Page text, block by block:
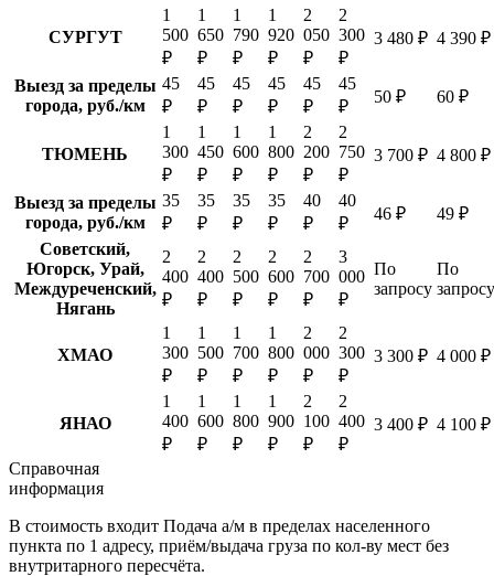
СУРГУТ
1
500
₽
1
650
₽
1
790
₽
1
920
₽
2
050
₽
2
300
₽
3 480 ₽ 4 390 ₽
Выезд за пределы
города, руб./км
45
₽
45
₽
45
₽
45
₽
45
₽
45
₽
50 ₽ 60 ₽
ТЮМЕНЬ
1
300
₽
1
450
₽
1
600
₽
1
800
₽
2
200
₽
2
750
₽
3 700 ₽ 4 800 ₽
Выезд за пределы
города, руб./км
35
₽
35
₽
35
₽
35
₽
40
₽
40
₽
46 ₽
49 ₽
Советский,
Югорск, Урай,
Междуреченский,
Нягань
2
400
₽
2
400
₽
2
500
₽
2
600
₽
2
700
₽
3
000
₽
По
запросу
По
запросу
ХМАО
1
300
₽
1
500
₽
1
700
₽
1
800
₽
2
000
₽
2
300
₽
3 300 ₽ 4 000 ₽
ЯНАО
1
400
₽
1
600
₽
1
800
₽
1
900
₽
2
100
₽
2
400
₽
3 400 ₽ 4 100 ₽
Справочная
информация
В стоимость входит Подача а/м в пределах населенного
пункта по 1 адресу, приём/выдача груза по кол-ву мест без
внутритарного пересчёта.